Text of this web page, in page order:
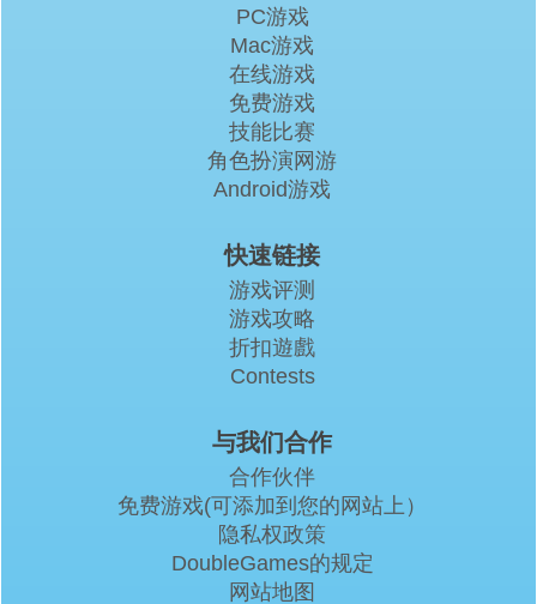
PC游戏
Mac游戏
在线游戏
免费游戏
技能比赛
角色扮演网游
Android游戏
快速链接
游戏评测
游戏攻略
折扣遊戲
Contests
与我们合作
合作伙伴
免费游戏(可添加到您的网站上）
隐私权政策
DoubleGames的规定
网站地图